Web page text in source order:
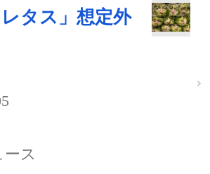
レタス」想定外
ス